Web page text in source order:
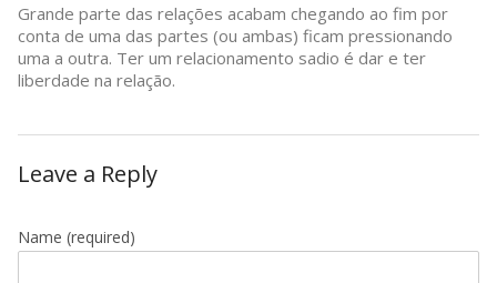
Grande parte das relações acabam chegando ao fim por
conta de uma das partes (ou ambas) ficam pressionando
uma a outra. Ter um relacionamento sadio é dar e ter
liberdade na relação.
Leave a Reply
Name (required)